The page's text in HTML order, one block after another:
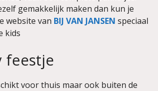
gemakkelijk maken dan kun je
website van BIJ VAN JANSEN speciaal
kids
feestje
voor thuis maar ook buiten de